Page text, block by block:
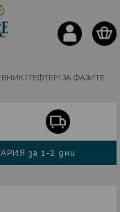
(ТЕФТЕР) ЗА ФАЗИТЕ
за 1-2 дни